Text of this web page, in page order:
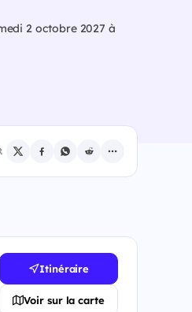
2 octobre 2027 à
Itinéraire
Voir sur la carte